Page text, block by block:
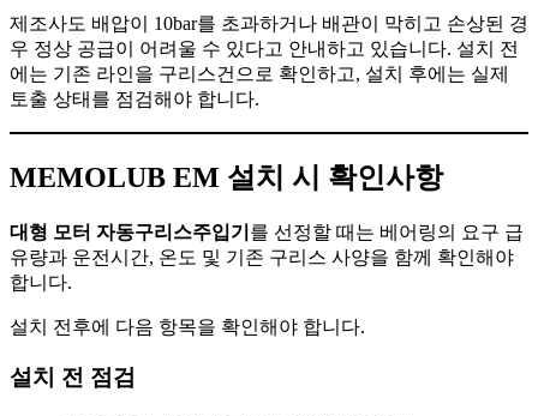
제조사도 배압이 10bar를 초과하거나 배관이 막히고 손상된 경
우 정상 공급이 어려울 수 있다고 안내하고 있습니다. 설치 전
에는 기존 라인을 구리스건으로 확인하고, 설치 후에는 실제
토출 상태를 점검해야 합니다.
MEMOLUB EM 설치 시 확인사항
대형 모터 자동구리스주입기 를 선정할 때는 베어링의 요구 급
유량과 운전시간, 온도 및 기존 구리스 사양을 함께 확인해야
합니다.
설치 전후에 다음 항목을 확인해야 합니다.
설치 전 점검